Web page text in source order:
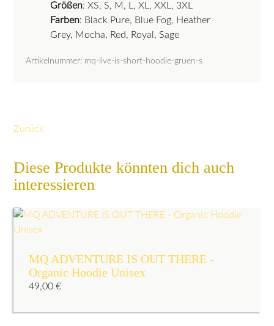
Größen: XS, S, M, L, XL, XXL, 3XL
Farben: Black Pure, Blue Fog, Heather
Grey, Mocha, Red, Royal, Sage
Artikelnummer: mq-live-is-short-hoodie-gruen-s
Zurück
Diese Produkte könnten dich auch
interessieren
MQ ADVENTURE IS OUT THERE -
Organic Hoodie Unisex
49,00€